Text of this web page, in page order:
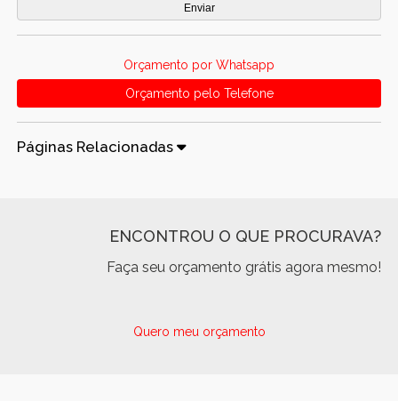
Orçamento por Whatsapp
Orçamento pelo Telefone
Páginas Relacionadas
ENCONTROU O QUE PROCURAVA?
Faça seu orçamento grátis agora mesmo!
Quero meu orçamento